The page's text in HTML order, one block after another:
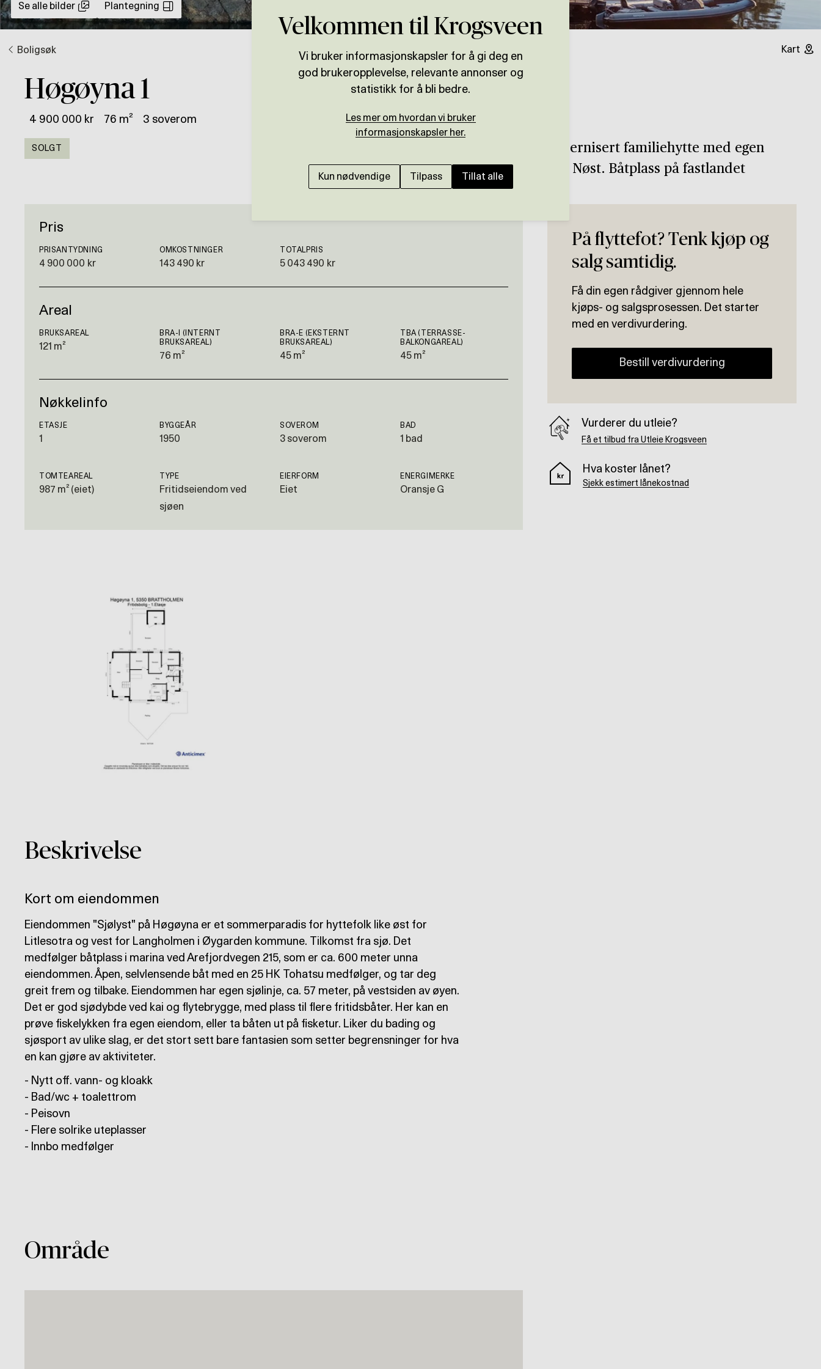
Se alle bilder Plantegning
Boligsøk Kart
Høgøyna 1
4 900 000 kr 76 m² 3 soverom
SOLGT
AREFJORD
Hytte til jul? Flott og modernisert familiehytte med egen
sjølinje og nytt kaianlegg. Nøst. Båtplass på fastlandet
Pris
PRISANTYDNING
4 900 000 kr
OMKOSTNINGER
143 490 kr
TOTALPRIS
5 043 490 kr
Areal
BRUKSAREAL
121 m²
BRA-I (INTERNT
BRUKSAREAL)
76 m²
BRA-E (EKSTERNT
BRUKSAREAL)
45 m²
TBA (TERRASSE-
BALKONGAREAL)
45 m²
Nøkkelinfo
ETASJE
1
BYGGEÅR
1950
SOVEROM
3 soverom
BAD
1 bad
TOMTEAREAL
987 m² (eiet)
TYPE
Fritidseiendom ved
sjøen
EIERFORM
Eiet
ENERGIMERKE
Oransje G
Beskrivelse
Kort om eiendommen
Eiendommen "Sjølyst" på Høgøyna er et sommerparadis for hyttefolk like øst for
Litlesotra og vest for Langholmen i Øygarden kommune. Tilkomst fra sjø. Det
medfølger båtplass i marina ved Arefjordvegen 215, som er ca. 600 meter unna
eiendommen. Åpen, selvlensende båt med en 25 HK Tohatsu medfølger, og tar deg
greit frem og tilbake. Eiendommen har egen sjølinje, ca. 57 meter, på vestsiden av øyen.
Det er god sjødybde ved kai og flytebrygge, med plass til flere fritidsbåter. Her kan en
prøve fiskelykken fra egen eiendom, eller ta båten ut på fisketur. Liker du bading og
sjøsport av ulike slag, er det stort sett bare fantasien som setter begrensninger for hva
en kan gjøre av aktiviteter.
- Nytt off. vann- og kloakk
- Bad/wc + toalettrom
- Peisovn
- Flere solrike uteplasser
- Innbo medfølger
Område
På flyttefot? Tenk kjøp og
salg samtidig.
Få din egen rådgiver gjennom hele
kjøps- og salgsprosessen. Det starter
med en verdivurdering.
Bestill verdivurdering
Vurderer du utleie?
Få et tilbud fra Utleie Krogsveen
Hva koster lånet?
Sjekk estimert lånekostnad
Velkommen til Krogsveen
Vi bruker informasjonskapsler for å gi deg en
god brukeropplevelse, relevante annonser og
statistikk for å bli bedre.
Les mer om hvordan vi bruker
informasjonskapsler her.
Kun nødvendige Tilpass Tillat alle